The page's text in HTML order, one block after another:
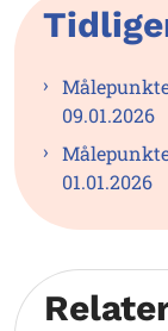
09.01.2026
01.01.2026